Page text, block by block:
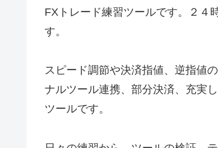
FXトレード練習ツールです。２４
す。
スピード調節や決済指値、逆指値
ナルツール連携、部分決済、充実
ツールです。